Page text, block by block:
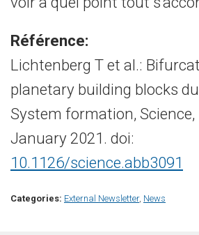
Référence:
Lichtenberg T et al.:
planetary building blocks
System formation, Science,
January 2021. doi:
10.1126/science.abb3091
Categories: External Newsletter, News